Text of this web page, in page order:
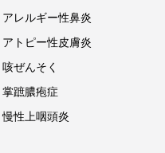
アレルギー性鼻炎
アトピー性皮膚炎
咳ぜんそく
掌蹠膿疱症
慢性上咽頭炎